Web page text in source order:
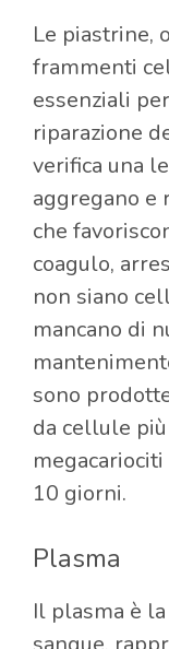
Le piastrine,
frammenti
essenziali
riparazione
verifica una
aggregano e
che
coagulo,
non siano
mancano di
sono
da cellule
10 giorni.
Plasma
Il plasma è